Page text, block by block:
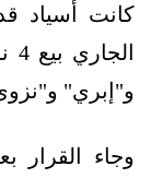
كانت أسياد
و"إبري"
وجاء القرار